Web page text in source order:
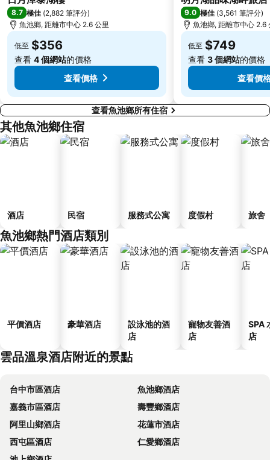
8.7 極佳 (2,882 筆評分)
魚池鄉, 距離市中心 2.6 公里
低至 $356
查看 4 個網站的價格
查看價格
9.0 極佳 (3,561 筆評分)
魚池鄉, 距離市中心 2.6
低至 $749
查看 3 個網站的價格
查看價
查看魚池鄉所有住宿
其他魚池鄉住宿
酒店 民宿 服務式公寓 度假村 旅舍
魚池鄉熱門酒店類別
平價酒店 豪華酒店
設泳池的酒
店
寵物友善酒
店
SPA
店
雲品溫泉酒店附近的景點
台中市區酒店
魚池鄉酒店
嘉義市區酒店
壽豐鄉酒店
阿里山鄉酒店
花蓮市酒店
西屯區酒店
仁愛鄉酒店